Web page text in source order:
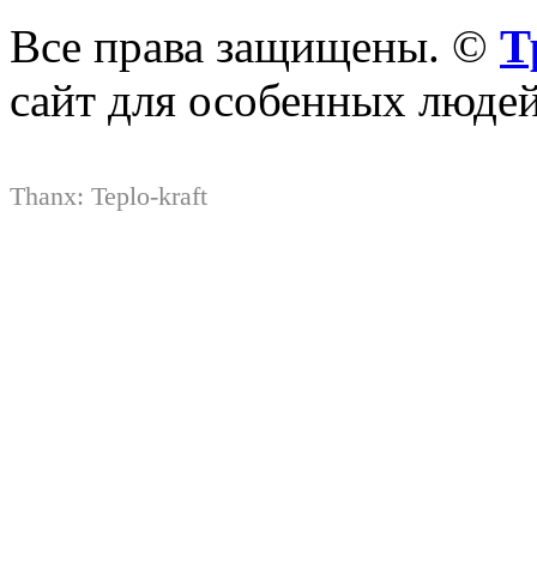
Все права защищены. ©
сайт для особенных
Thanx: Teplo-kraft